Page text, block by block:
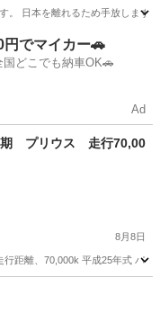
。 日本を離れるため手放しま
でマイカー🚗
どこでも納車OK🚗
Ad
期 プリウス 走行70,00
8月8日
離、70,000k 平成25年式 パ